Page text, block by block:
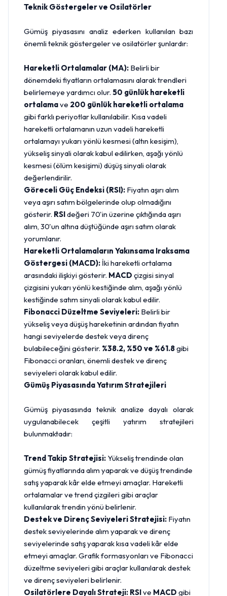
Teknik Göstergeler ve Osilatörler
Gümüş piyasasını analiz ederken kullanılan bazı
önemli teknik göstergeler ve osilatörler şunlardır:
Hareketli Ortalamalar (MA): Belirli bir
dönemdeki fiyatların ortalamasını alarak trendleri
belirlemeye yardımcı olur. 50 günlük hareketli
ortalamave 200 günlük hareketli ortalama
gibi farklı periyotlar kullanılabilir. Kısa vadeli
hareketli ortalamanın uzun vadeli hareketli
ortalamayı yukarı yönlü kesmesi (altın kesişim),
yükseliş sinyali olarak kabul edilirken, aşağı yönlü
kesmesi (ölüm kesişimi) düşüş sinyali olarak
değerlendirilir.
Göreceli Güç Endeksi (RSI): Fiyatın aşırı alım
veya aşırı satım bölgelerinde olup olmadığını
gösterir. RSIdeğeri 70'in üzerine çıktığında aşırı
alım, 30'un altına düştüğünde aşırı satım olarak
yorumlanır.
Hareketli Ortalamaların Yakınsama Iraksama
Göstergesi (MACD): İki hareketli ortalama
arasındaki ilişkiyi gösterir. MACD çizgisi sinyal
çizgisini yukarı yönlü kestiğinde alım, aşağı yönlü
kestiğinde satım sinyali olarak kabul edilir.
Fibonacci Düzeltme Seviyeleri: Belirli bir
yükseliş veya düşüş hareketinin ardından fiyatın
hangi seviyelerde destek veya direnç
bulabileceğini gösterir. %38.2, %50 ve %61.8gibi
Fibonacci oranları, önemli destek ve direnç
seviyeleri olarak kabul edilir.
Gümüş Piyasasında Yatırım Stratejileri
Gümüş piyasasında teknik analize dayalı olarak
uygulanabilecek çeşitli yatırım stratejileri
bulunmaktadır:
Trend Takip Stratejisi: Yükseliş trendinde olan
gümüş fiyatlarında alım yaparak ve düşüş trendinde
satış yaparak kâr elde etmeyi amaçlar. Hareketli
ortalamalar ve trend çizgileri gibi araçlar
kullanılarak trendin yönü belirlenir.
Destek ve Direnç Seviyeleri Stratejisi: Fiyatın
destek seviyelerinde alım yaparak ve direnç
seviyelerinde satış yaparak kısa vadeli kâr elde
etmeyi amaçlar. Grafik formasyonları ve Fibonacci
düzeltme seviyeleri gibi araçlar kullanılarak destek
ve direnç seviyeleri belirlenir.
Osilatörlere Dayalı Strateji: RSIve MACD gibi